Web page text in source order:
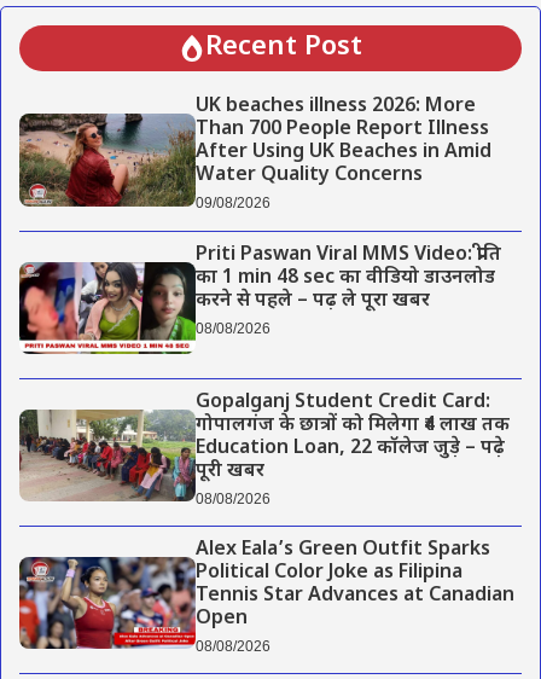
Recent Post
UK beaches illness 2026: More
Than 700 People Report Illness
After Using UK Beaches in Amid
Water Quality Concerns
09/08/2026
Priti Paswan Viral MMS Video: प्रीति
का 1 min 48 sec का वीडियो डाउनलोड
करने से पहले – पढ़ ले पूरा खबर
08/08/2026
Gopalganj Student Credit Card:
गोपालगंज के छात्रों को मिलेगा ₹4 लाख तक
Education Loan, 22 कॉलेज जुड़े – पढ़े
पूरी खबर
08/08/2026
Alex Eala’s Green Outfit Sparks
Political Color Joke as Filipina
Tennis Star Advances at Canadian
Open
08/08/2026